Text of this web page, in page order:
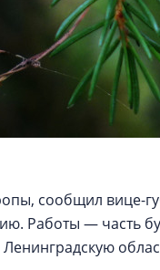
сообщил вице-
Работы — часть